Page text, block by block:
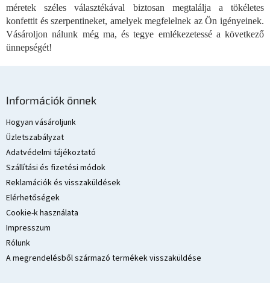
méretek széles választékával biztosan megtalálja a tökéletes
konfettit és szerpentineket, amelyek megfelelnek az Ön igényeinek.
Vásároljon nálunk még ma, és tegye emlékezetessé a következő
ünnepségét!
Információk önnek
Hogyan vásároljunk
Üzletszabályzat
Adatvédelmi tájékoztató
Szállítási és fizetési módok
Reklamációk és visszaküldések
Elérhetőségek
Cookie-k használata
Impresszum
Rólunk
A megrendelésből származó termékek visszaküldése